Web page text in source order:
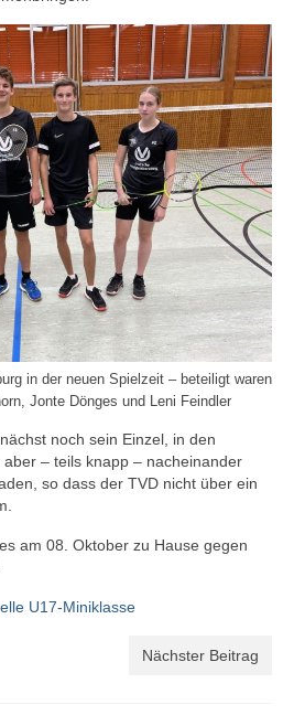
in der neuen Spielzeit – beteiligt waren
Jonte Dönges und Leni Feindler
noch sein Einzel, in den
– teils knapp – nacheinander
so dass der TVD nicht über ein
am 08. Oktober zu Hause gegen
U17-Miniklasse
Nächster Beitrag